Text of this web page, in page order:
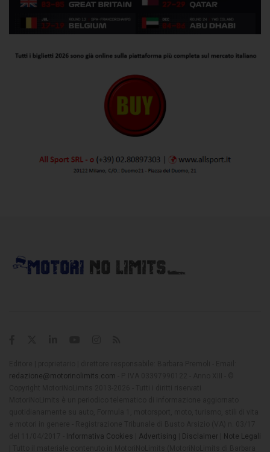
redazione@motorinolimits.com
Informativa Cookies Advertising Disclaimer
Note Legali